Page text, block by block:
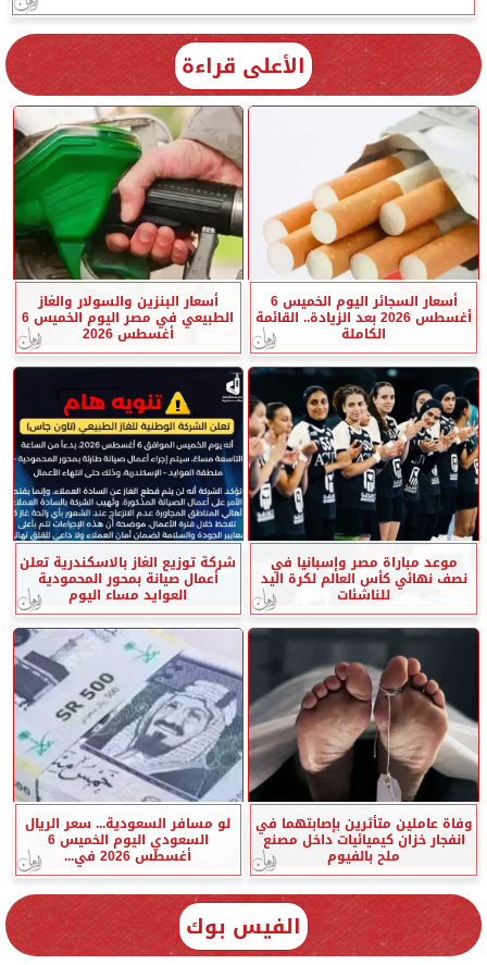
الأعلى قراءة
أسعار السجائر اليوم الخميس 6
أغسطس 2026 بعد الزيادة.. القائمة
الكاملة
أسعار البنزين والسولار والغاز
الطبيعي في مصر اليوم الخميس 6
أغسطس 2026
موعد مباراة مصر وإسبانيا في
نصف نهائي كأس العالم لكرة اليد
للناشئات
شركة توزيع الغاز بالاسكندرية تعلن
أعمال صيانة بمحور المحمودية
العوايد مساء اليوم
وفاة عاملين متأثرين بإصابتهما في
انفجار خزان كيميائيات داخل مصنع
ملح بالفيوم
لو مسافر السعودية... سعر الريال
السعودي اليوم الخميس 6
أغسطس 2026 في...
الفيس بوك